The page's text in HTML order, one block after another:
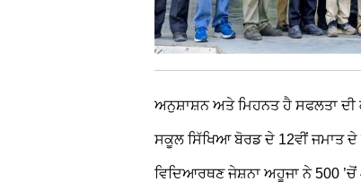
ਅਨੁਸ਼ਾਸ਼ਨ ਅਤੇ ਮਿਹਨਤ ਹੈ ਸਫਲਤਾ ਦੀ
ਸਕੂਲ ਸਿੱਖਿਆ ਬੋਰਡ ਦੇ 12ਵੀਂ ਜਮਾਤ ਦੇ
ਵਿਦਿਆਰਥਣ ਜੇਸ਼ਨਾ ਅਹੂਜਾ ਨੇ 500